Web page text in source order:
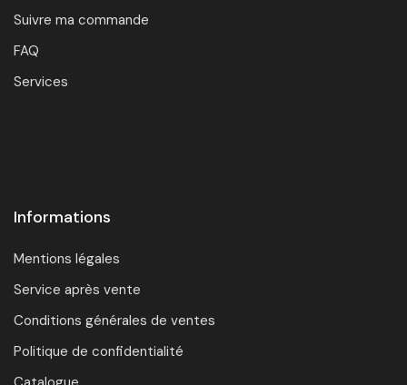
Suivre ma commande
FAQ
Services
Informations
Mentions légales
Service après vente
Conditions générales de ventes
Politique de confidentialité